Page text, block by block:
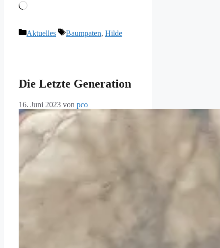
Wird
Kategorien
Aktuelles Schlagwörter
Baumpaten, Hilde
Die Letzte Generation
16. Juni 2023 von pco